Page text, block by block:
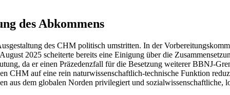
des Abkommens
des CHM politisch umstritten. In der
2025 scheiterte bereits eine Einigung über die
da er einen Präzedenzfall für die Besetzung weiterer BBNJ-
CHM auf eine rein naturwissenschaftlich-technische Funktion
aus dem globalen Norden privilegiert und sozialwissenschaftliche,